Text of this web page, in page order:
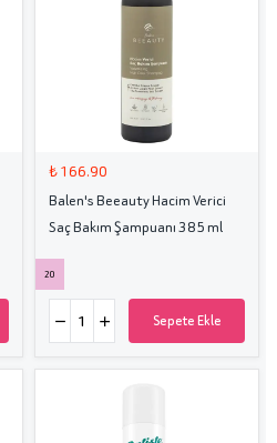
₺ 166.90
Balen's Beeauty Hacim Verici
Saç Bakım Şampuanı 385 ml
20
Sepete Ekle